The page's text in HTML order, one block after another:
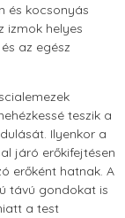
és kocsonyás
izmok helyes
az egész
teszik a
Ilyenkor a
járó erőkifejtésen
erőként hatnak. A
távú gondokat is
a test